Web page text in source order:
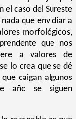
el caso del Sureste
que envidiar a
morfológicos,
que nos
a valores de
lo crea que se dé
caigan algunos
año se siguen